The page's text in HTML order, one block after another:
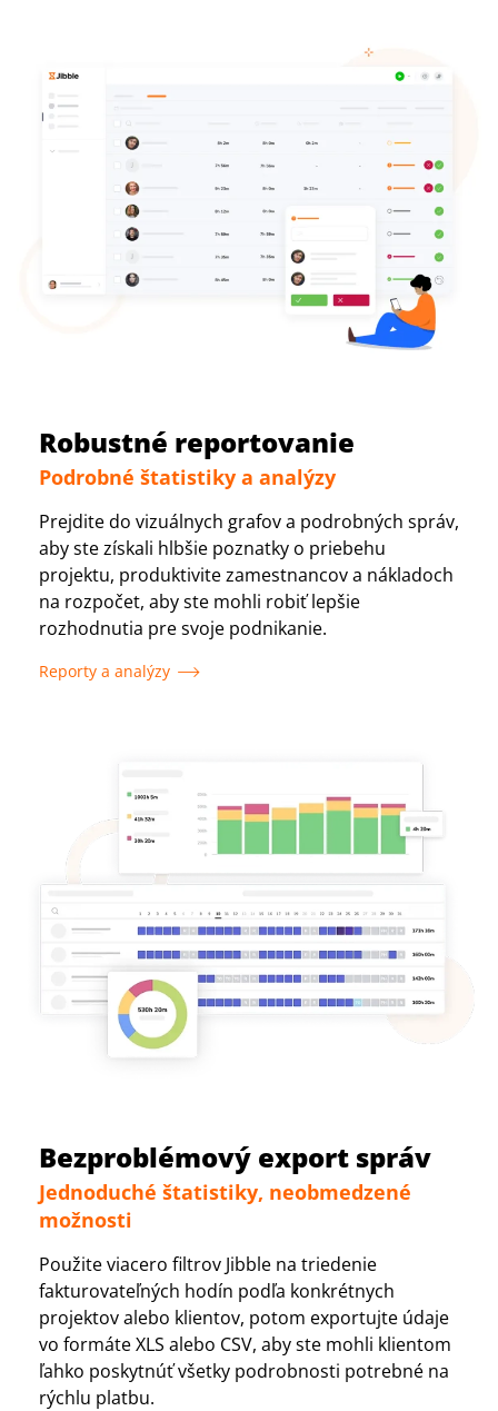
Robustné reportovanie
Podrobné štatistiky a analýzy
Prejdite do vizuálnych grafov a podrobných správ,
aby ste získali hlbšie poznatky o priebehu
projektu, produktivite zamestnancov a nákladoch
na rozpočet, aby ste mohli robiť lepšie
rozhodnutia pre svoje podnikanie.
Reporty a analýzy
Bezproblémový export správ
Jednoduché štatistiky, neobmedzené
možnosti
Použite viacero filtrov Jibble na triedenie
fakturovateľných hodín podľa konkrétnych
projektov alebo klientov, potom exportujte údaje
vo formáte XLS alebo CSV, aby ste mohli klientom
ľahko poskytnúť všetky podrobnosti potrebné na
rýchlu platbu.